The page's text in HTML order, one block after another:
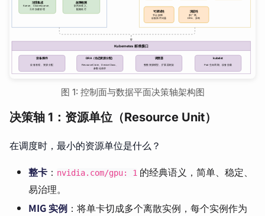
图 1: 控制面与数据平面决策轴架构图
决策轴 1：资源单位（Resource Unit）
在调度时，最小的资源单位是什么？
整卡 ： nvidia.com/gpu: 1 的经典语义，简单、稳定、
易治理。
MIG 实例 ：将单卡切成多个离散实例，每个实例作为